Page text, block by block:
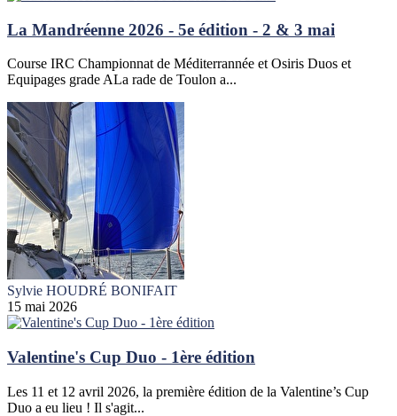
La Mandréenne 2026 - 5e édition - 2 & 3 mai
Course IRC Championnat de Méditerrannée et Osiris Duos et
Equipages grade ALa rade de Toulon a...
Sylvie HOUDRÉ BONIFAIT
15 mai 2026
Valentine's Cup Duo - 1ère édition
Les 11 et 12 avril 2026, la première édition de la Valentine’s Cup
Duo a eu lieu ! Il s'agit...